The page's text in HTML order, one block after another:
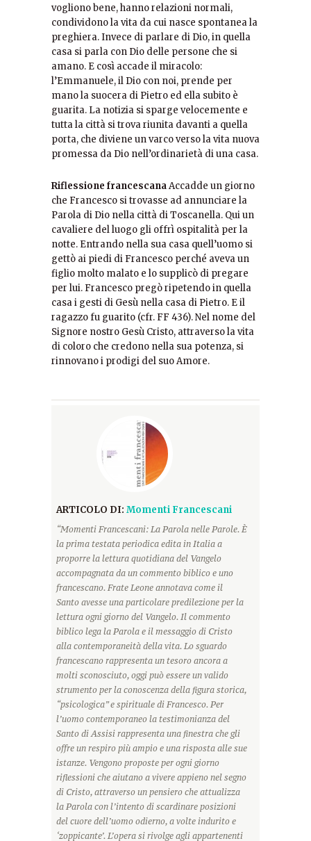
vogliono bene, hanno relazioni normali,
condividono la vita da cui nasce spontanea la
preghiera. Invece di parlare di Dio, in quella
casa si parla con Dio delle persone che si
amano. E così accade il miracolo:
l’Emmanuele, il Dio con noi, prende per
mano la suocera di Pietro ed ella subito è
guarita. La notizia si sparge velocemente e
tutta la città si trova riunita davanti a quella
porta, che diviene un varco verso la vita nuova
promessa da Dio nell’ordinarietà di una casa.
Riflessione francescanaAccadde un giorno
che Francesco si trovasse ad annunciare la
Parola di Dio nella città di Toscanella. Qui un
cavaliere del luogo gli offrì ospitalità per la
notte. Entrando nella sua casa quell’uomo si
gettò ai piedi di Francesco perché aveva un
figlio molto malato e lo supplicò di pregare
per lui. Francesco pregò ripetendo in quella
casa i gesti di Gesù nella casa di Pietro. E il
ragazzo fu guarito (cfr. FF 436). Nel nome del
Signore nostro Gesù Cristo, attraverso la vita
di coloro che credono nella sua potenza, si
rinnovano i prodigi del suo Amore.
ARTICOLO DI: Momenti Francescani
“Momenti Francescani: La Parola nelle Parole. È
la prima testata periodica edita in Italia a
proporre la lettura quotidiana del Vangelo
accompagnata da un commento biblico e uno
francescano. Frate Leone annotava come il
Santo avesse una particolare predilezione per la
lettura ogni giorno del Vangelo. Il commento
biblico lega la Parola e il messaggio di Cristo
alla contemporaneità della vita. Lo sguardo
francescano rappresenta un tesoro ancora a
molti sconosciuto, oggi può essere un valido
strumento per la conoscenza della figura storica,
“psicologica” e spirituale di Francesco. Per
l’uomo contemporaneo la testimonianza del
Santo di Assisi rappresenta una finestra che gli
offre un respiro più ampio e una risposta alle sue
istanze. Vengono proposte per ogni giorno
riflessioni che aiutano a vivere appieno nel segno
di Cristo, attraverso un pensiero che attualizza
la Parola con l’intento di scardinare posizioni
del cuore dell’uomo odierno, a volte indurito e
‘zoppicante’. L’opera si rivolge agli appartenenti